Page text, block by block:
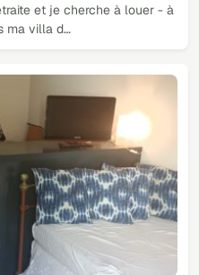
et je cherche à louer - à
ma villa d…